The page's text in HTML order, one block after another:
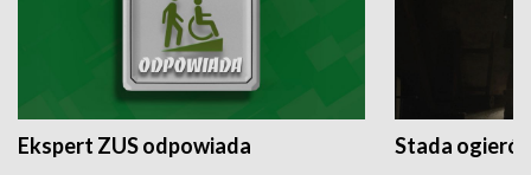
Ekspert ZUS odpowiada Stada